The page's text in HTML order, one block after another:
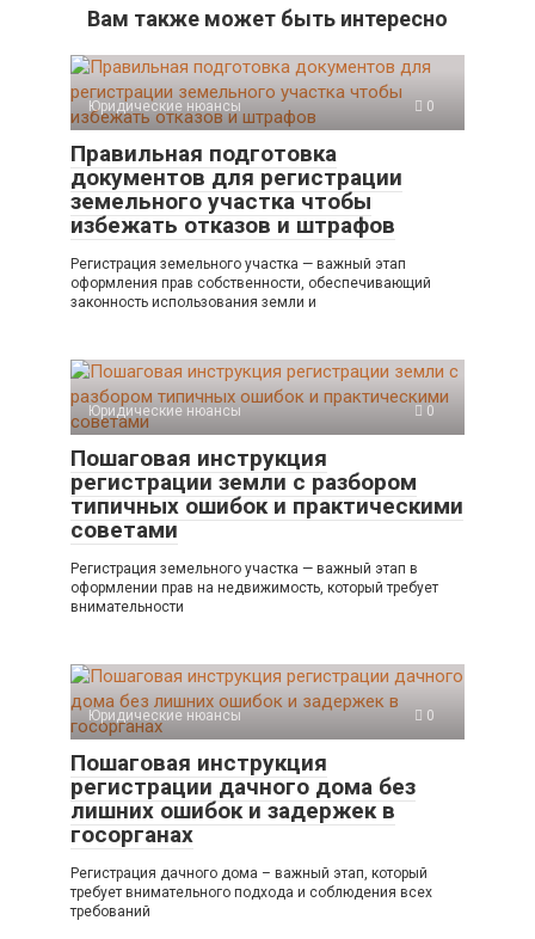
Вам также может быть интересно
Юридические нюансы 0
Правильная подготовка
документов для регистрации
земельного участка чтобы
избежать отказов и штрафов
Регистрация земельного участка — важный этап
оформления прав собственности, обеспечивающий
законность использования земли и
Юридические нюансы 0
Пошаговая инструкция
регистрации земли с разбором
типичных ошибок и практическими
советами
Регистрация земельного участка — важный этап в
оформлении прав на недвижимость, который требует
внимательности
Юридические нюансы 0
Пошаговая инструкция
регистрации дачного дома без
лишних ошибок и задержек в
госорганах
Регистрация дачного дома – важный этап, который
требует внимательного подхода и соблюдения всех
требований